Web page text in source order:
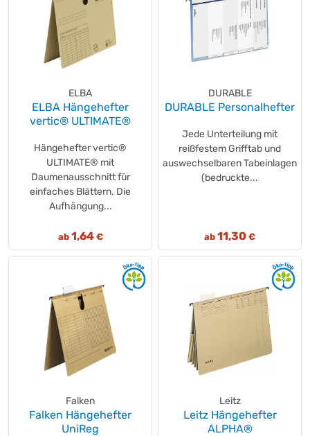
ELBA
ELBA Hängehefter
vertic® ULTIMATE®
Hängehefter vertic®
ULTIMATE® mit
Daumenausschnitt für
einfaches Blättern. Die
Aufhängung...
ab 1,64€
DURABLE
DURABLE Personalhefter
Jede Unterteilung mit
reißfestem Grifftab und
auswechselbaren Tabeinlagen
(bedruckte...
ab 11,30 €
Falken
Falken Hängehefter
UniReg
Leitz
Leitz Hängehefter
ALPHA®